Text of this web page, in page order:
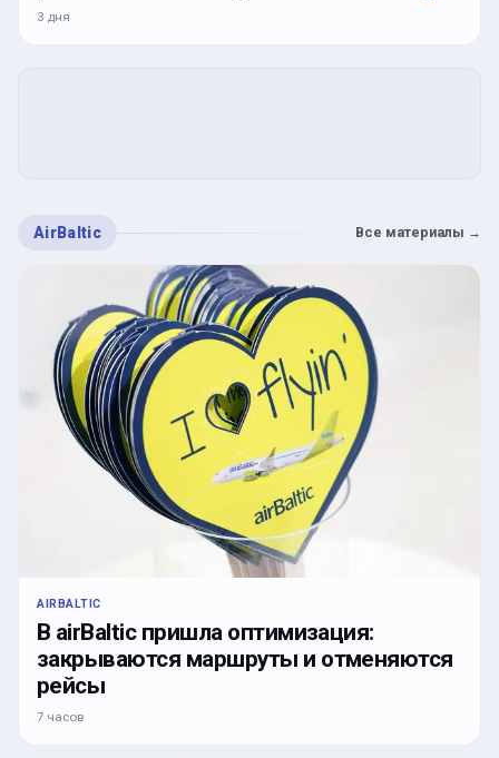
3 дня
AirBaltic Все материалы →
AIRBALTIC
В airBaltic пришла оптимизация:
закрываются маршруты и отменяются
рейсы
7 часов